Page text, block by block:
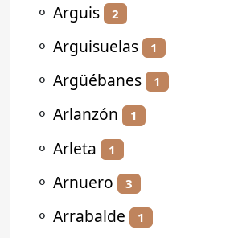
⚬ Arguis 2
⚬ Arguisuelas 1
⚬ Argüébanes 1
⚬ Arlanzón 1
⚬ Arleta 1
⚬ Arnuero 3
⚬ Arrabalde 1